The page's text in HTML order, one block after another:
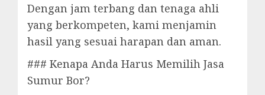
Dengan jam terbang dan tenaga ahli
yang berkompeten, kami menjamin
hasil yang sesuai harapan dan aman.
### Kenapa Anda Harus Memilih Jasa
Sumur Bor?